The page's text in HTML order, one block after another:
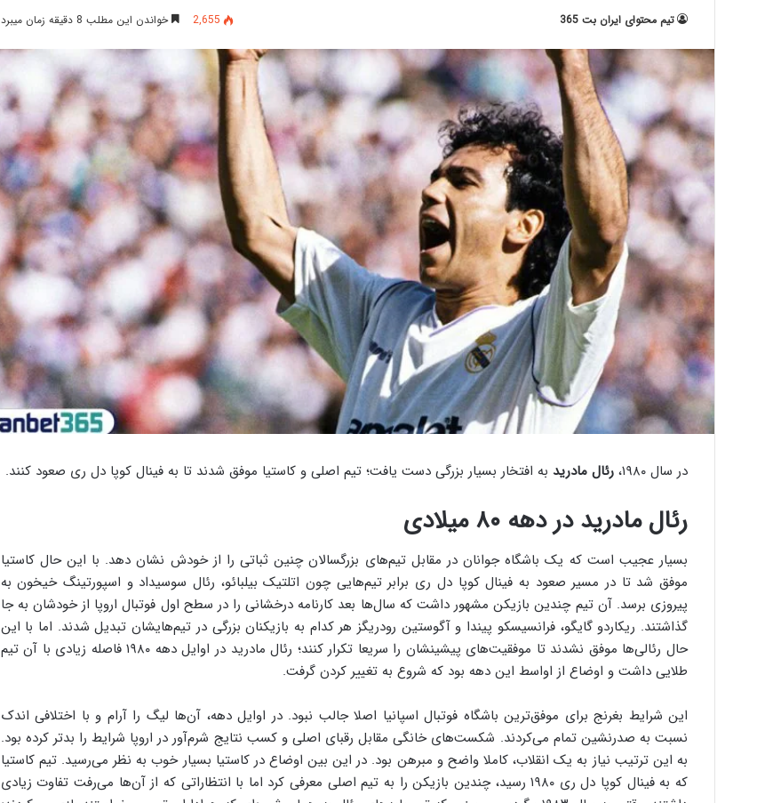
تیم محتوای ایران بت 365 2,655 خواندن این مطلب 8 دقیقه زمان میبرد
در سال ۱۹۸۰، رئال مادرید به افتخار بسیار بزرگی دست یافت؛ تیم اصلی و کاستیا موفق شدند تا به فینال کوپا دل ری صعود کنند.
رئال مادرید در دهه ۸۰ میلادی
بسیار عجیب است که یک باشگاه جوانان در مقابل تیم‌های بزرگسالان چنین ثباتی را از خودش نشان دهد. با این حال کاستیا
موفق شد تا در مسیر صعود به فینال کوپا دل ری برابر تیم‌هایی چون اتلتیک بیلبائو، رئال سوسیداد و اسپورتینگ خیخون به
پیروزی برسد. آن تیم چندین بازیکن مشهور داشت که سال‌ها بعد کارنامه درخشانی را در سطح اول فوتبال اروپا از خودشان به جا
گذاشتند. ریکاردو گایگو، فرانسیسکو پیندا و آگوستین رودریگز هر کدام به بازیکنان بزرگی در تیم‌هایشان تبدیل شدند. اما با این
حال رئالی‌ها موفق نشدند تا موفقیت‌های پیشینشان را سریعا تکرار کنند؛ رئال مادرید در اوایل دهه ۱۹۸۰ فاصله زیادی با آن تیم
طلایی داشت و اوضاع از اواسط این دهه بود که شروع به تغییر کردن گرفت.
این شرایط بغرنج برای موفق‌ترین باشگاه فوتبال اسپانیا اصلا جالب نبود. در اوایل دهه، آن‌ها لیگ را آرام و با اختلافی اندک
نسبت به صدرنشین تمام می‌کردند. شکست‌های خانگی مقابل رقبای اصلی و کسب نتایج شرم‌آور در اروپا شرایط را بدتر کرده بود.
به این ترتیب نیاز به یک انقلاب، کاملا واضح و مبرهن بود. در این بین اوضاع در کاستیا بسیار خوب به نظر می‌رسید. تیم کاستیا
که به فینال کوپا دل ری ۱۹۸۰ رسید، چندین بازیکن را به تیم اصلی معرفی کرد اما با انتظاراتی که از آن‌ها می‌رفت تفاوت زیادی